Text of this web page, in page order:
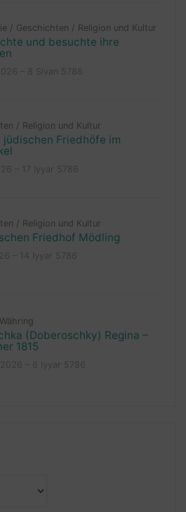
/ Geschichten / Religion und Kultur
und besuchte ihre
/ Religion und Kultur
jüdischen Friedhöfe im
/ Religion und Kultur
Friedhof Mödling
(Doberoschky) Regina –
1815